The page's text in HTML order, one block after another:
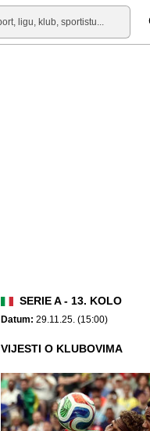
SERIE A - 13. KOLO
Datum: 29.11.25. (15:00)
VIJESTI O KLUBOVIMA